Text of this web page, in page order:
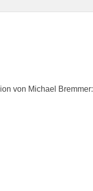
von Michael Bremmer: